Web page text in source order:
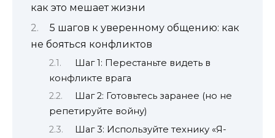
как это мешает жизни
5 шагов к уверенному общению: как
не бояться конфликтов
Шаг 1: Перестаньте видеть в
конфликте врага
Шаг 2: Готовьтесь заранее (но не
репетируйте войну)
Шаг 3: Используйте технику «Я-